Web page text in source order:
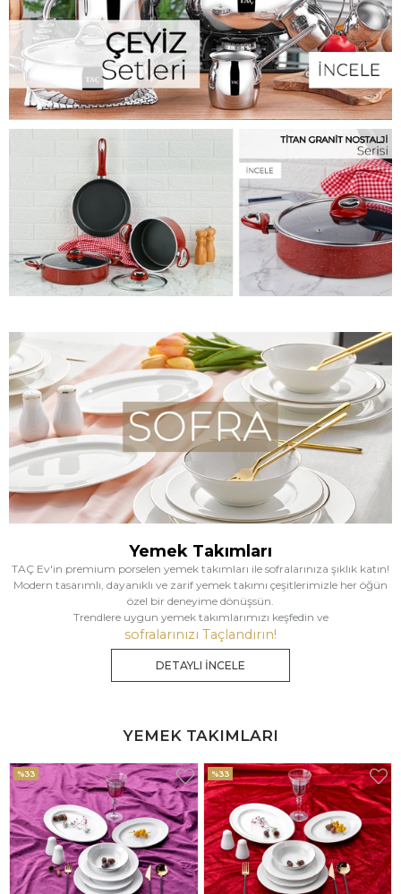
Yemek Takımları
TAÇ Ev'in premium porselen yemek takımları ile sofralarınıza şıklık katın!
Modern tasarımlı, dayanıklı ve zarif yemek takımı çeşitlerimizle her öğün
özel bir deneyime dönüşsün.
Trendlere uygun yemek takımlarımızı keşfedin ve
sofralarınızı Taçlandırın!
DETAYLI İNCELE
YEMEK TAKIMLARI
%33 %25